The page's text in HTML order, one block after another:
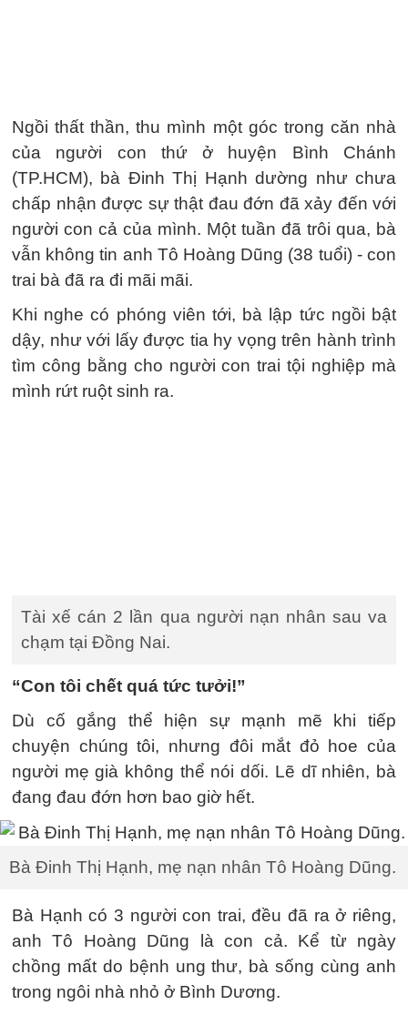
Ngồi thất thần, thu mình một góc trong căn nhà
của người con thứ ở huyện Bình Chánh
(TP.HCM), bà Đinh Thị Hạnh dường như chưa
chấp nhận được sự thật đau đớn đã xảy đến với
người con cả của mình. Một tuần đã trôi qua, bà
vẫn không tin anh Tô Hoàng Dũng (38 tuổi) - con
trai bà đã ra đi mãi mãi.
Khi nghe có phóng viên tới, bà lập tức ngồi bật
dậy, như với lấy được tia hy vọng trên hành trình
tìm công bằng cho người con trai tội nghiệp mà
mình rứt ruột sinh ra.
Tài xế cán 2 lần qua người nạn nhân sau va
chạm tại Đồng Nai.
“Con tôi chết quá tức tưởi!”
Dù cố gắng thể hiện sự mạnh mẽ khi tiếp
chuyện chúng tôi, nhưng đôi mắt đỏ hoe của
người mẹ già không thể nói dối. Lẽ dĩ nhiên, bà
đang đau đớn hơn bao giờ hết.
Bà Đinh Thị Hạnh, mẹ nạn nhân Tô Hoàng Dũng.
Bà Hạnh có 3 người con trai, đều đã ra ở riêng,
anh Tô Hoàng Dũng là con cả. Kể từ ngày
chồng mất do bệnh ung thư, bà sống cùng anh
trong ngôi nhà nhỏ ở Bình Dương.